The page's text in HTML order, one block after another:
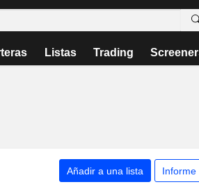
Listas Trading
Añadir a una lista Informe